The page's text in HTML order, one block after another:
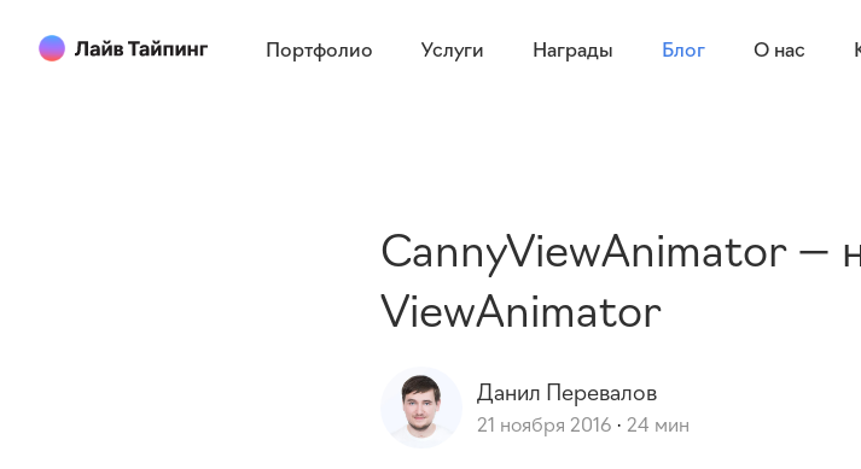
Портфолио Услуги Награды Блог О нас
CannyViewAnimator —
ViewAnimator
Данил Перевалов
21 ноября 2016 · 24 мин